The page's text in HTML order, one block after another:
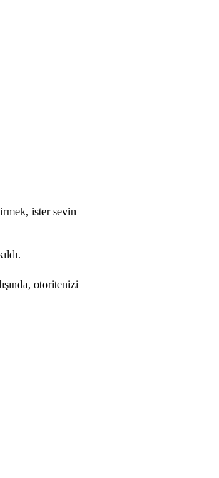
ister sevin
otoritenizi